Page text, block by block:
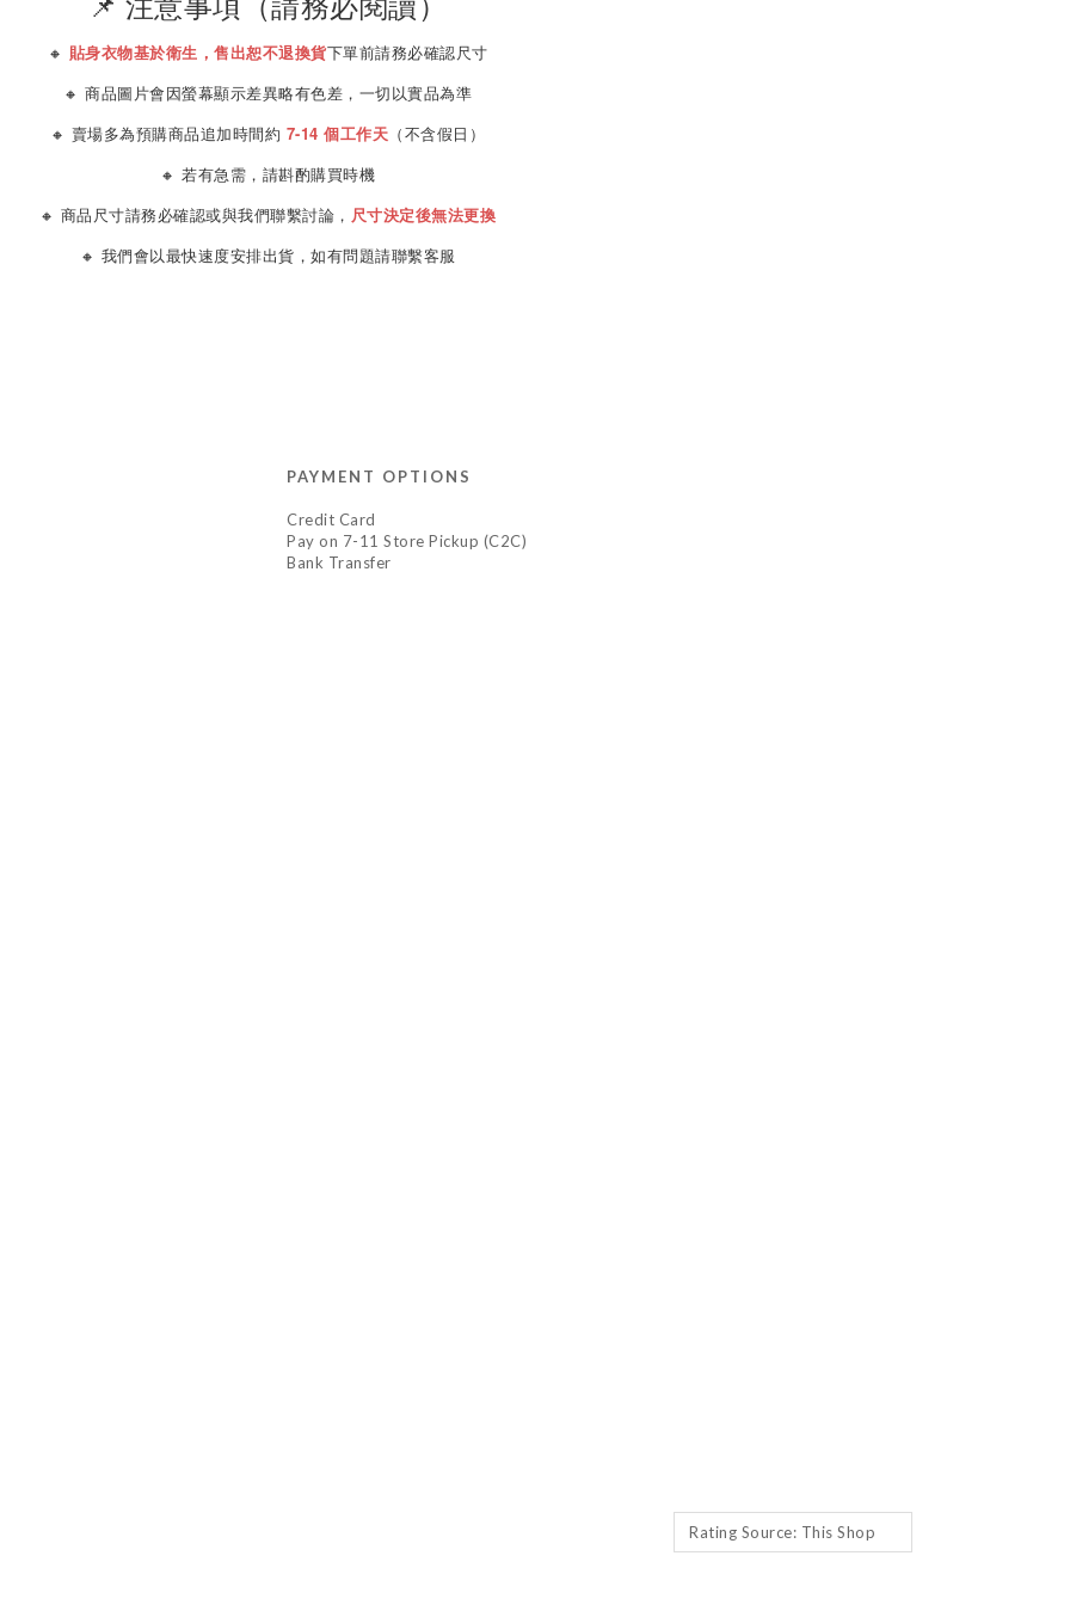
🔸 貼身衣物基於衛生，售出恕不退換貨下單前請務必確認尺寸
🔸 商品圖片會因螢幕顯示差異略有色差，一切以實品為準
🔸 賣場多為預購商品追加時間約 7-14 個工作天 （不含假日）
🔸 若有急需，請斟酌購買時機
🔸 商品尺寸請務必確認或與我們聯繫討論， 尺寸決定後無法更換
🔸 我們會以最快速度安排出貨，如有問題請聯繫客服
PAYMENT OPTIONS
Credit Card
Pay on 7-11 Store Pickup (C2C)
Bank Transfer